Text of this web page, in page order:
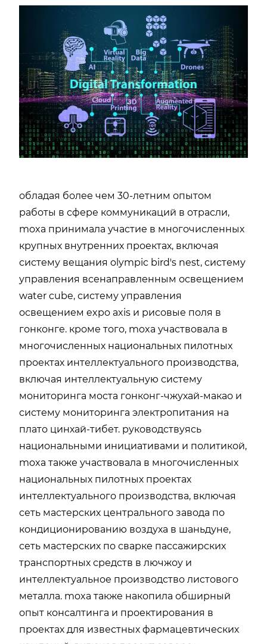
обладая более чем 30-летним опытом
работы в сфере коммуникаций в отрасли,
moxa принимала участие в многочисленных
крупных внутренних проектах, включая
систему вещания olympic bird's nest, систему
управления всенаправленным освещением
water cube, систему управления
освещением expo axis и рисовые поля в
гонконге. кроме того, moxa участвовала в
многочисленных национальных пилотных
проектах интеллектуального производства,
включая интеллектуальную систему
мониторинга моста гонконг-чжухай-макао и
систему мониторинга электропитания на
плато цинхай-тибет. руководствуясь
национальными инициативами и политикой,
moxa также участвовала в многочисленных
национальных пилотных проектах
интеллектуального производства, включая
сеть мастерских центрального завода по
кондиционированию воздуха в шаньдуне,
сеть мастерских по сварке пассажирских
транспортных средств в лючжоу и
интеллектуальное производство листового
металла. moxa также накопила обширный
опыт консалтинга и проектирования в
проектах для известных фармацевтических